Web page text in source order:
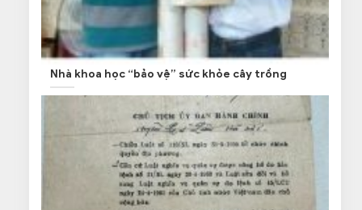
Nhà khoa học “bảo vệ” sức khỏe cây trồng